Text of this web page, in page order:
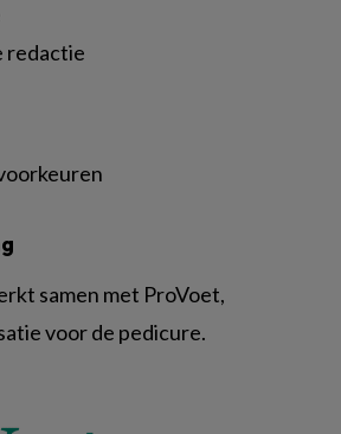
redactie
samen met ProVoet,
voor de pedicure.